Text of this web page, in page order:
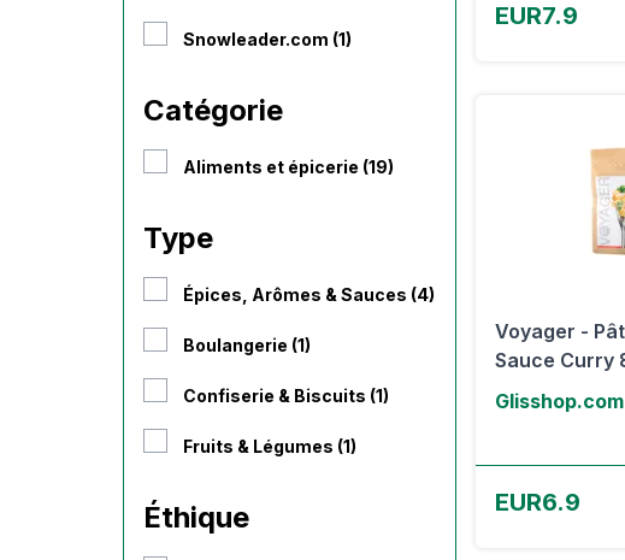
Snowleader.com (1)
Catégorie
Aliments et épicerie (19)
Type
Épices, Arômes & Sauces (4)
Boulangerie (1)
Confiserie & Biscuits (1)
Fruits & Légumes (1)
Éthique
EUR7.9
Voyager -
Sauce Curry
Glisshop.com
EUR6.9